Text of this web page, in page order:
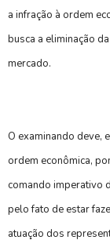
a infração à ordem
busca a eliminação
mercado.
O examinando deve,
ordem econômica,
comando imperativo
pelo fato de estar
atuação dos